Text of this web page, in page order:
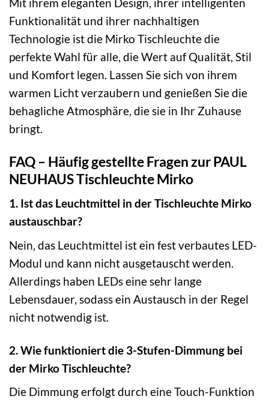
Funktionalität und ihrer nachhaltigen
Technologie ist die Mirko Tischleuchte die
perfekte Wahl für alle, die Wert auf Qualität, Stil
und Komfort legen. Lassen Sie sich von ihrem
warmen Licht verzaubern und genießen Sie die
behagliche Atmosphäre, die sie in Ihr Zuhause
bringt.
FAQ – Häufig gestellte Fragen zur PAUL
NEUHAUS Tischleuchte Mirko
1. Ist das Leuchtmittel in der Tischleuchte Mirko
austauschbar?
Nein, das Leuchtmittel ist ein fest verbautes LED-
Modul und kann nicht ausgetauscht werden.
Allerdings haben LEDs eine sehr lange
Lebensdauer, sodass ein Austausch in der Regel
nicht notwendig ist.
2. Wie funktioniert die 3-Stufen-Dimmung bei
der Mirko Tischleuchte?
Die Dimmung erfolgt durch eine Touch-Funktion